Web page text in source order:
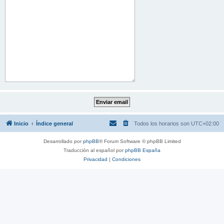
Inicio Índice general Todos los horarios son UTC+02:00
Desarrollado porphpBB® Forum Software © phpBB Limited
Traducción al español porphpBB España
Privacidad | Condiciones